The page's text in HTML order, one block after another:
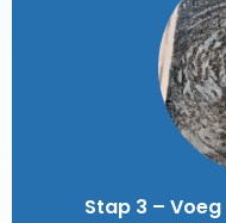
Stap 3 –